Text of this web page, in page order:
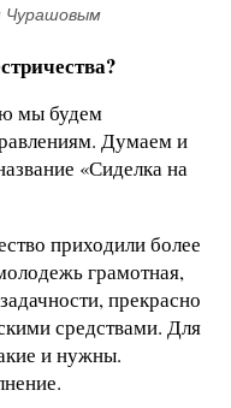
Чурашовым
мы будем
Думаем и
«Сиделка на
приходили более
грамотная,
прекрасно
средствами. Для
и нужны.